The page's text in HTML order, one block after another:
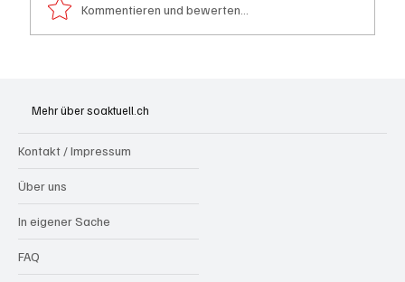
gesucht)
Kommentieren und bewerten...
Mehr über soaktuell.ch
Kontakt / Impressum
Über uns
In eigener Sache
FAQ